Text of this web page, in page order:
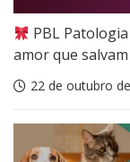
PBL
amor que
22 de outubro